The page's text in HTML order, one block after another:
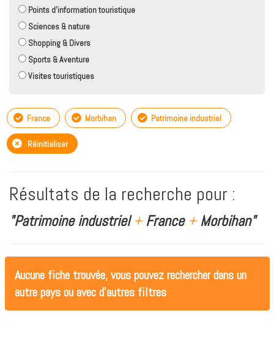
Points d'information touristique
Sciences & nature
Shopping & Divers
Sports & Aventure
Visites touristiques
France Morbihan Patrimoine industriel
Réinitialiser
Résultats de la recherche pour :
"Patrimoine industriel+France +Morbihan"
Aucune fiche trouvée, vous pouvez rechercher dans un
autre pays ou avec d'autres filtres